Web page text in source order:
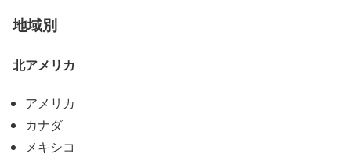
地域別
北アメリカ
アメリカ
カナダ
メキシコ